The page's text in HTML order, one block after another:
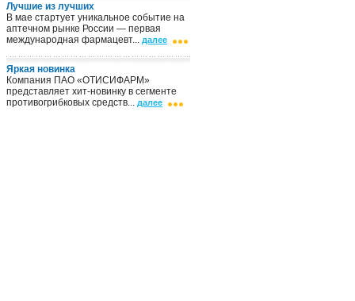
Лучшие из лучших
В мае стартует уникальное событие на
аптечном рынке России — первая
международная фармацевт... далее
Яркая новинка
Компания ПАО «ОТИСИФАРМ»
представляет хит-новинку в сегменте
противогрибковых средств... далее